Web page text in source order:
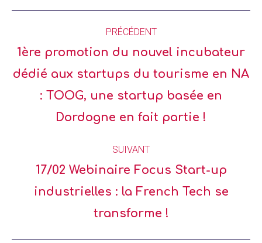
PRÉCÉDENT
1ère promotion du nouvel incubateur
dédié aux startups du tourisme en NA
: TOOG, une startup basée en
Dordogne en fait partie !
SUIVANT
17/02 Webinaire Focus Start-up
industrielles : la French Tech se
transforme !